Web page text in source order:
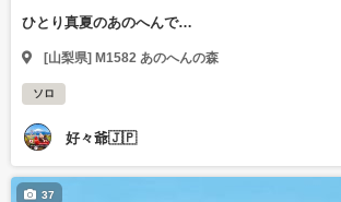
ひとり真夏のあのへんで…
[山梨県] M1582 あのへんの森
ソロ
好々爺🇯🇵
37